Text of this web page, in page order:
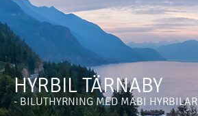
HYRBIL TÄRNABY
- BILUTHYRNING MED MABI HYRBILAR